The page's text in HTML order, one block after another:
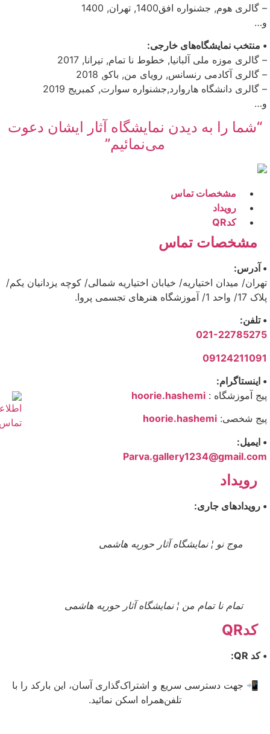
– گالری هوم, جشنواره افق1400, تهران, 1400
و…
• منتخب نمایشگاه‌های خارجی:
– گالری موزه ملی آلبانیا, خطوط نا تمام, تیرانا, 2017
– گالری آکادمی رنسانس, رویای من, باکو, 2018
– گالری دانشگاه هاروارد,جشنواره سوارت, کمبریج 2019
و…
“شما را به دیدن نمایشگاه آثار ایشان دعوت
می‌نمائیم”
مشخصات تماس
رویداد
کدQR
مشخصات تماس
• آدرس:
تهران/ میدان اختیاریه/ خیابان اختیاریه شمالی/ کوچه یزدانیان یکم/
پلاک 17/ واحد 1/ آموزشگاه هنرهای تجسمی پروا.
• تلفن:
021-22785275
09124211091
• اینستاگرام:
پیج آموزشگاه : hoorie.hashemi
پیج شخصی: hoorie.hashemi
• ایمیل:
Parva.gallery1234@gmail.com
رویداد
• رویدادهای جاری:
موج نو ¦ نمایشگاه آثار حوریه هاشمی
تمام نا تمام من ¦ نمایشگاه آثار حوریه هاشمی
کدQR
• کد QR:
📲 جهت دسترسی سریع و اشتراک‌گذاری آسان، این بارکد را با
تلفن‌همراه اسکن نمائید.